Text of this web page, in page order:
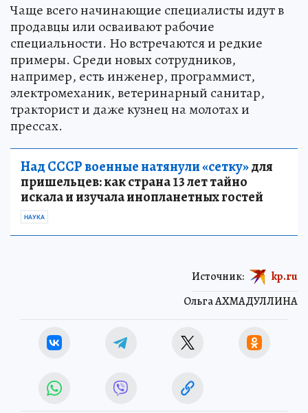
Чаще всего начинающие специалисты идут в
продавцы или осваивают рабочие
специальности. Но встречаются и редкие
примеры. Среди новых сотрудников,
например, есть инженер, программист,
электромеханик, ветеринарный санитар,
тракторист и даже кузнец на молотах и
прессах.
Над СССР военные натянули «сетку»для
пришельцев: как страна 13 лет тайно
искала и изучала инопланетных гостей
НАУКА
Ольга АХМАДУЛЛИНА
Источник: kp.ru